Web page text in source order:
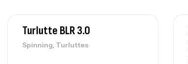
Turlutte BLR 3.0
Spinning, Turluttes